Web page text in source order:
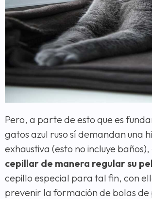
Pero, a parte de esto que es
gatos azul ruso sí demandan una
exhaustiva (esto no incluye
cepillar de manera regular su
cepillo especial para tal fin, con
prevenir la formación de bolas de